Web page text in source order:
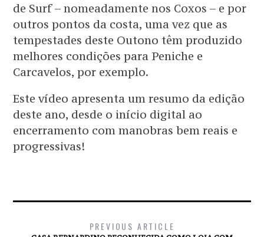
de Surf – nomeadamente nos Coxos – e por
outros pontos da costa, uma vez que as
tempestades deste Outono têm produzido
melhores condições para Peniche e
Carcavelos, por exemplo.
Este vídeo apresenta um resumo da edição
deste ano, desde o início digital ao
encerramento com manobras bem reais e
progressivas!
PREVIOUS ARTICLE